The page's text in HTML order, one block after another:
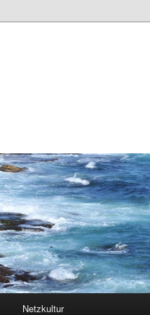
Netzkultur